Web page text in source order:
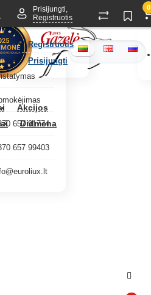
657 91774
657 99403
Akcijos
Didmena
Prisijungti,
Registruotis
Registruotis
Prisijungti
0